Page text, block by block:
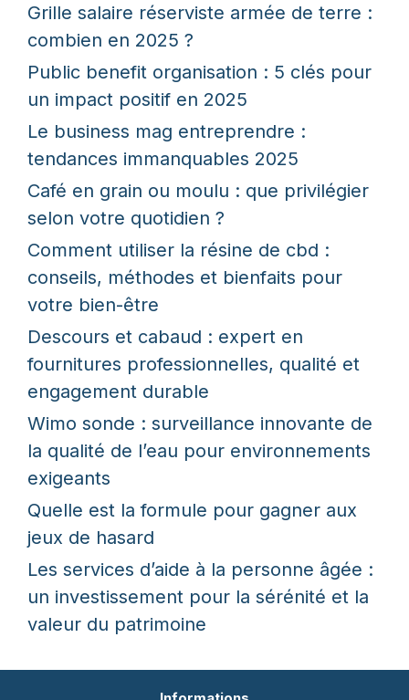
Grille salaire réserviste armée de terre :
combien en 2025 ?
Public benefit organisation : 5 clés pour
un impact positif en 2025
Le business mag entreprendre :
tendances immanquables 2025
Café en grain ou moulu : que privilégier
selon votre quotidien ?
Comment utiliser la résine de cbd :
conseils, méthodes et bienfaits pour
votre bien-être
Descours et cabaud : expert en
fournitures professionnelles, qualité et
engagement durable
Wimo sonde : surveillance innovante de
la qualité de l’eau pour environnements
exigeants
Quelle est la formule pour gagner aux
jeux de hasard
Les services d’aide à la personne âgée :
un investissement pour la sérénité et la
valeur du patrimoine